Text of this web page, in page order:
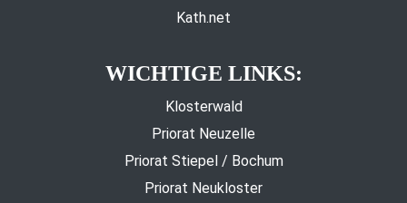
Kath.net
WICHTIGE LINKS:
Klosterwald
Priorat Neuzelle
Priorat Stiepel / Bochum
Priorat Neukloster